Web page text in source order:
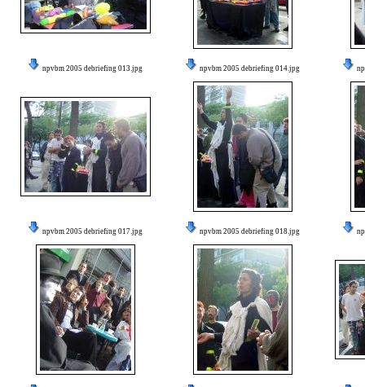
npvbm 2005 debriefing 013.jpg npvbm 2005 debriefing 014.jpg
npvbm 2005 debriefing 017.jpg npvbm 2005 debriefing 018.jpg